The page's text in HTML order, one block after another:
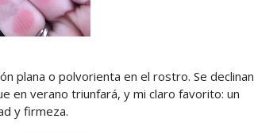
plana o polvorienta en el rostro. Se declinan
en verano triunfará, y mi claro favorito: un
y firmeza.